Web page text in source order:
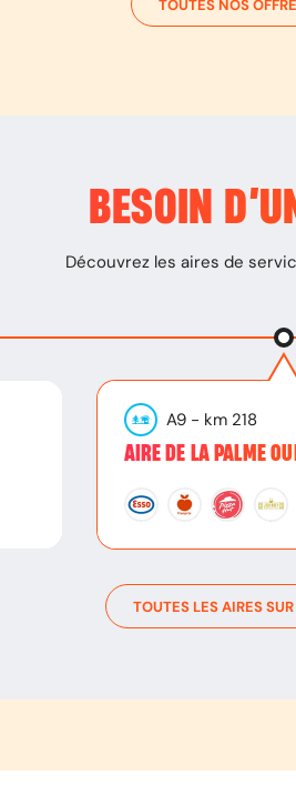
TOUTES NOS
BESOIN D’
Découvrez les aires de
A9 - km 218
AIRE DE LA PALME
TOUTES LES AIRES SUR